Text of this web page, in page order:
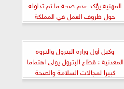
المهنية يؤكد عدم صحة ما تم تداوله
حول ظروف العمل في المملكة
وكيل أول وزارة البترول والثروة
المعدنية : قطاع البترول يولى اهتماما
كبيرا لمجالات السلامة والصحة
المهنية